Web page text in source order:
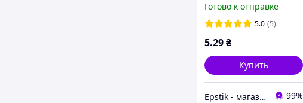
Готово к отправке
5.0 (5)
5.29₴
Купить
Epstik - магазин радиокомпонентов 99%